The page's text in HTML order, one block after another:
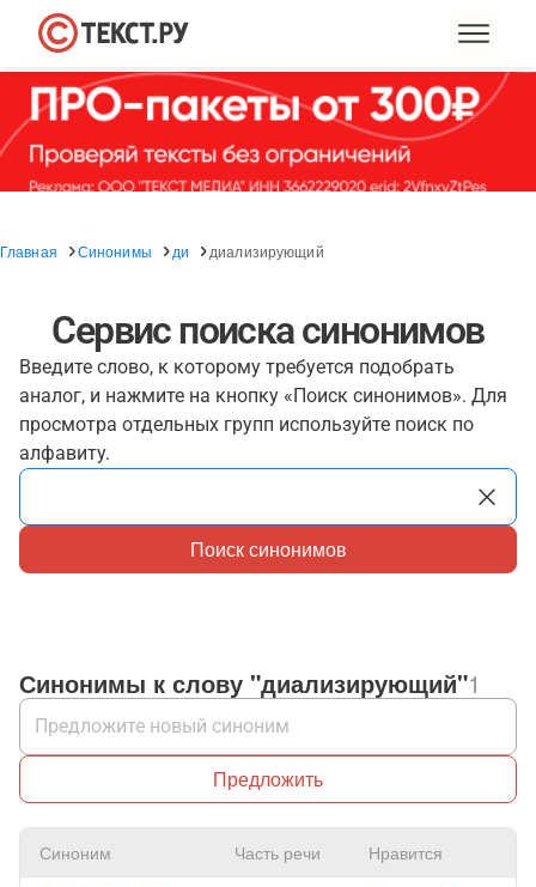
Главная Синонимы ди диализирующий
Сервис поиска синонимов
Введите слово, к которому требуется подобрать
аналог, и нажмите на кнопку «Поиск синонимов». Для
просмотра отдельных групп используйте поиск по
алфавиту.
Поиск синонимов
Синонимы к слову "диализирующий"1
Предложить
Синоним Часть речи Нравится